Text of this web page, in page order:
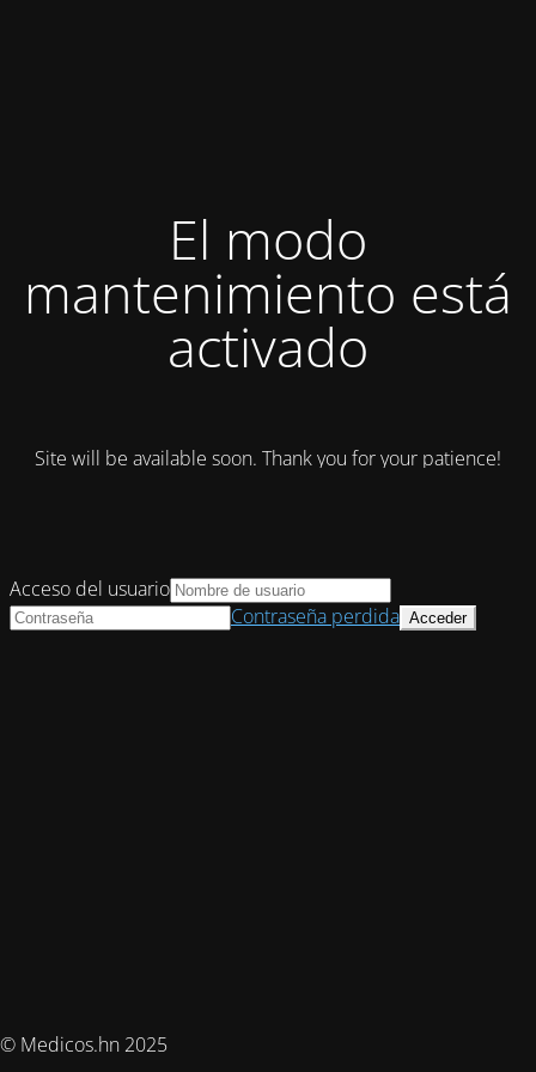
El modo
mantenimiento está
activado
Site will be available soon. Thank you for your patience!
© Medicos.hn 2025
Acceso del usuario
Contraseña perdida